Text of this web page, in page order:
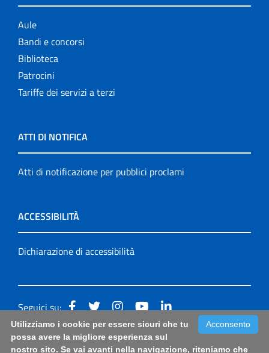
Aule
Bandi e concorsi
Biblioteca
Patrocini
Tariffe dei servizi a terzi
ATTI DI NOTIFICA
Atti di notificazione per pubblici proclami
ACCESSIBILITÀ
Dichiarazione di accessibilità
Seguici su:
Accessibilità: form di segnalazione di prima istanza per
Acconsento
Utilizziamo i cookie per essere sicuri che tu
possa avere la migliore esperienza sul
nostro sito. Se vai avanti nella navigazione, riteniamo che